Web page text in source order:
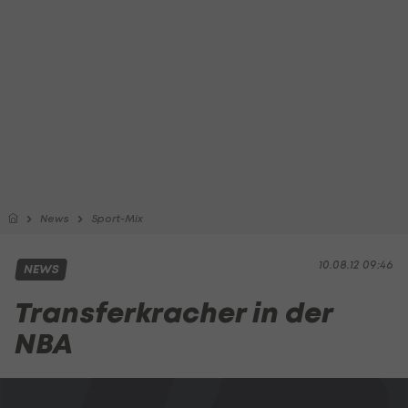
News Sport-Mix
10.08.12 09:46
NEWS
Transferkracher in der
NBA